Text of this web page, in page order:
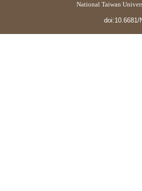
National Taiwan
doi:10.6681/